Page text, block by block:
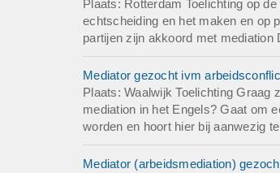
Plaats: Rotterdam Toelichting op
echtscheiding en het maken en op
partijen zijn akkoord met
Mediator gezocht ivm
Plaats: Waalwijk Toelichting
mediation in het Engels? Gaat om
worden en hoort hier bij aanwezig
Mediator (arbeidsmediation)